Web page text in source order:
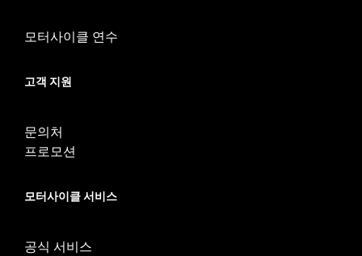
d.com/warrantyfor full details
모터사이클 연수
고객 지원
문의처
프로모션
모터사이클 서비스
공식 서비스